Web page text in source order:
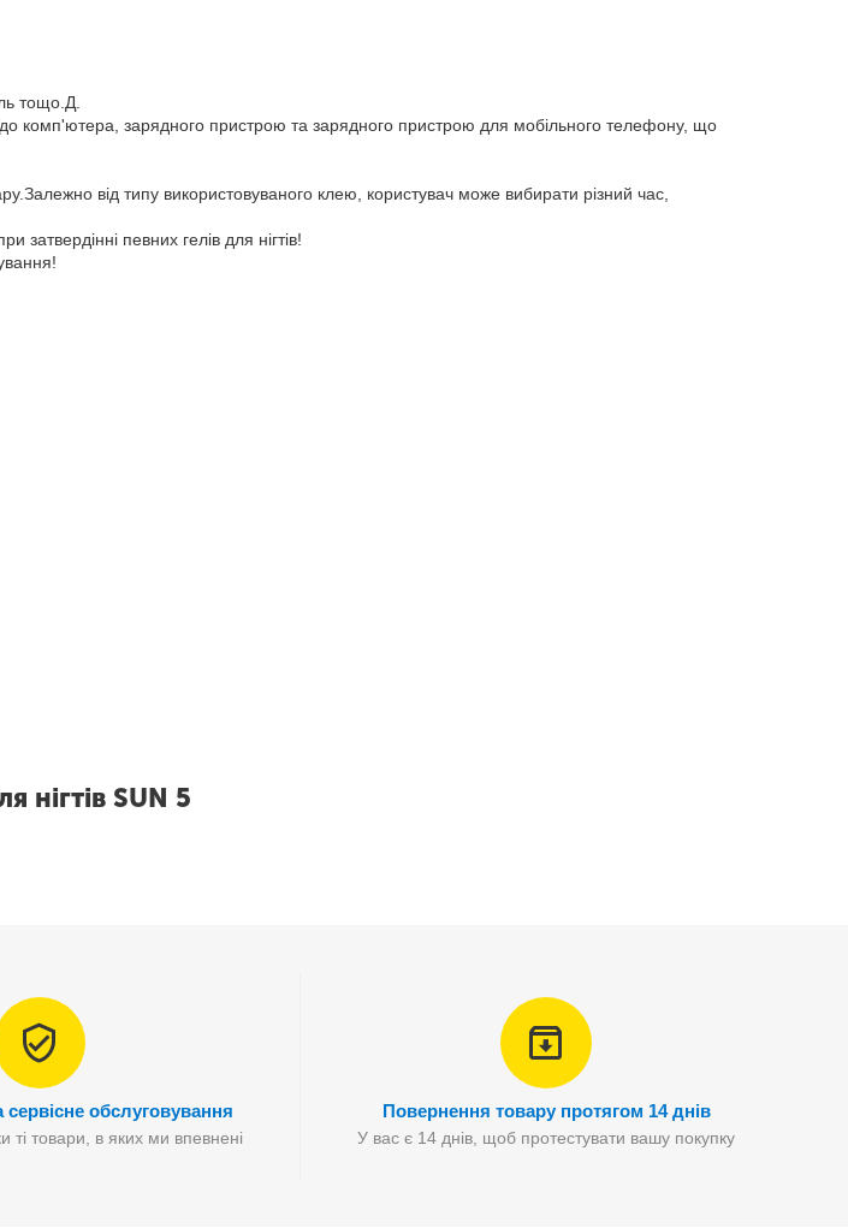
тощо.Д.
комп'ютера, зарядного пристрою та зарядного пристрою для мобільного телефону, що
від типу використовуваного клею, користувач може вибирати різний час,
певних гелів для нігтів!
нігтів SUN 5
сервісне обслуговування
ті товари, в яких ми впевнені
Повернення товару протягом 14 днів
У вас є 14 днів, щоб протестувати вашу покупку